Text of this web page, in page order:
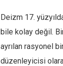
Deizm 17.
bile kolay değil.
ayrılan rasyonel
düzenleyicisi